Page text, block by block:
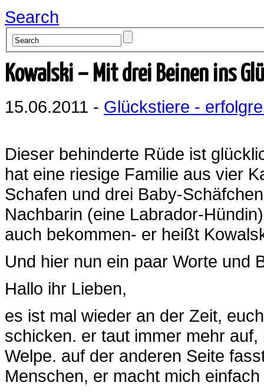
Search
Kowalski – Mit drei Beinen ins
15.06.2011 - Glückstiere -
Dieser behinderte Rüde ist
hat eine riesige Familie aus vier
Schafen und drei Baby-
Nachbarin (eine Labrador-
auch bekommen- er heißt
Und hier nun ein paar Worte
Hallo ihr Lieben,
es ist mal wieder an der Zeit,
schicken. er taut immer mehr
Welpe. auf der anderen Seite
Menschen, er macht mich